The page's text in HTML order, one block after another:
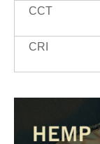
CCT
CRI